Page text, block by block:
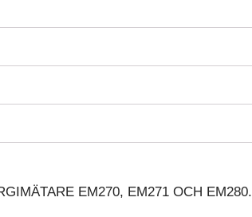
EM270, EM271 OCH EM280.